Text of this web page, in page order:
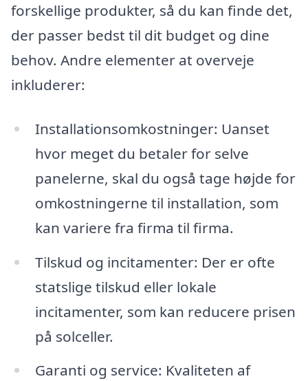
forskellige produkter, så du kan finde det,
der passer bedst til dit budget og dine
behov. Andre elementer at overveje
inkluderer:
Installationsomkostninger: Uanset
hvor meget du betaler for selve
panelerne, skal du også tage højde for
omkostningerne til installation, som
kan variere fra firma til firma.
Tilskud og incitamenter: Der er ofte
statslige tilskud eller lokale
incitamenter, som kan reducere prisen
på solceller.
Garanti og service: Kvaliteten af